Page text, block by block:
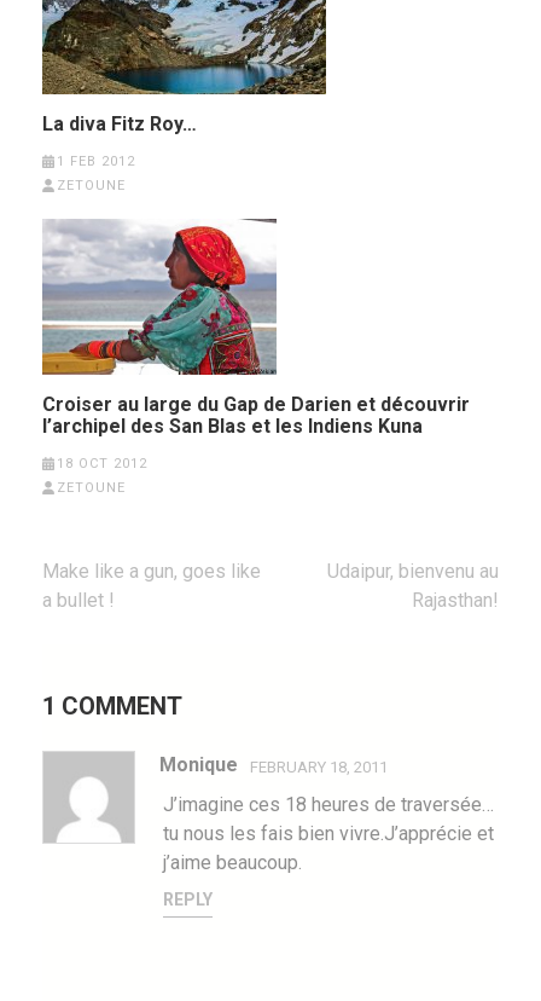
La diva Fitz Roy…
1 FEB 2012
ZETOUNE
Croiser au large du Gap de Darien et découvrir
l’archipel des San Blas et les Indiens Kuna
18 OCT 2012
ZETOUNE
Post
navigation
Make like a gun, goes like
a bullet !
Udaipur, bienvenu au
Rajasthan!
1 COMMENT
Monique FEBRUARY 18, 2011
J’imagine ces 18 heures de traversée…
tu nous les fais bien vivre.J’apprécie et
j’aime beaucoup.
REPLY